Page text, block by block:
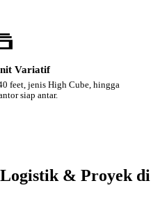
Variatif
feet, jenis High Cube, hingga
siap antar.
& Proyek di